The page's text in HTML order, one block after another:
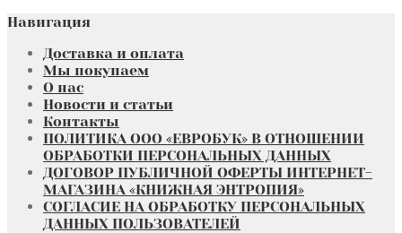
Навигация
Доставка и оплата
Мы покупаем
О нас
Новости и статьи
Контакты
ПОЛИТИКА ООО «ЕВРОБУК» В ОТНОШЕНИИ
ОБРАБОТКИ ПЕРСОНАЛЬНЫХ ДАННЫХ
ДОГОВОР ПУБЛИЧНОЙ ОФЕРТЫ ИНТЕРНЕТ-
МАГАЗИНА «КНИЖНАЯ ЭНТРОПИЯ»
СОГЛАСИЕ НА ОБРАБОТКУ ПЕРСОНАЛЬНЫХ
ДАННЫХ ПОЛЬЗОВАТЕЛЕЙ